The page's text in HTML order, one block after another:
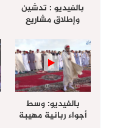
بالفيديو : تدشين
وإطلاق مشاريع
لعيد العرش
بالفيديو: وسط
أجواء ربانية مهيبة